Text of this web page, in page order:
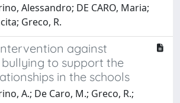
Alessandro; DE CARO, Maria;
Greco, R.
against
to support the
in the schools
A.; De Caro, M.; Greco, R.;